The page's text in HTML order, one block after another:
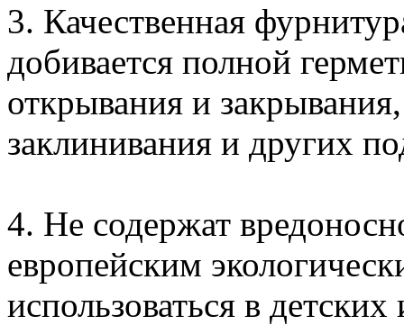
3. Качественная
добивается полной
открывания и
заклинивания и других
4. Не содержат
европейским
использоваться в